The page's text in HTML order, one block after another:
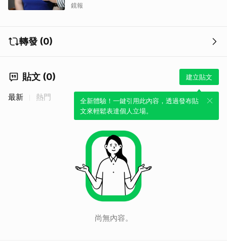
衛
鏡報
轉發 (0)
貼文 (0) 建立貼文
全新體驗！一鍵引用此內容，透過發布貼
文來輕鬆表達個人立場。
最新 熱門
尚無內容。
取消